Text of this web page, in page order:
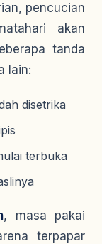
pencucian
akan
tanda
lain:
disetrika
terbuka
, masa pakai
terpapar